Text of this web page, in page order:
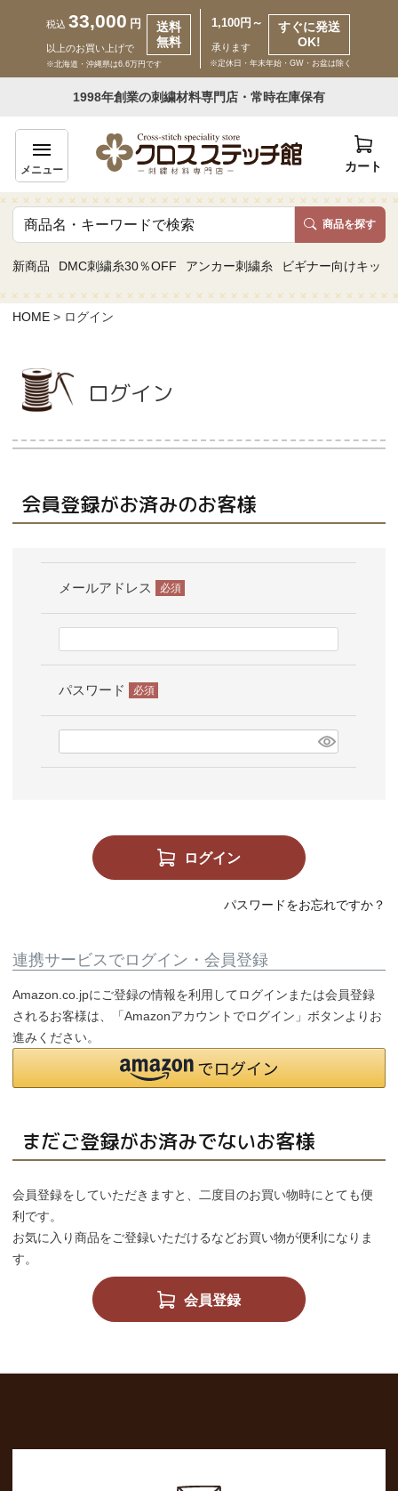
税込 33,000 円
以上のお買い上げで
送料
無料
※北海道・沖縄県は6.6万円です
1,100円～
承ります
すぐに発送
OK!
※定休日・年末年始・GW・お盆は除く
1998年創業の刺繍材料専門店・常時在庫保有
メニュー カート
商品を探す
新商品 DMC刺繍糸30％OFF アンカー刺繍糸 ビギナー向けキット
いらっしゃいませ ゲスト 様
商品一覧
カテゴリーから探す
よくあるご質問
返品特約について
新規会員登録
会員規約について
HOME ログイン
ログイン
会員登録がお済みのお客様
メールアドレス
須)
パスワード
須)
ログイン
パスワードをお忘れですか？
連携サービスでログイン・会員登録
Amazon.co.jpにご登録の情報を利用してログインまたは会員登録
されるお客様は、「Amazonアカウントでログイン」ボタンよりお
進みください。
まだご登録がお済みでないお客様
会員登録をしていただきますと、二度目のお買い物時にとても便
利です。
お気に入り商品をご登録いただけるなどお買い物が便利になりま
す。
会員登録